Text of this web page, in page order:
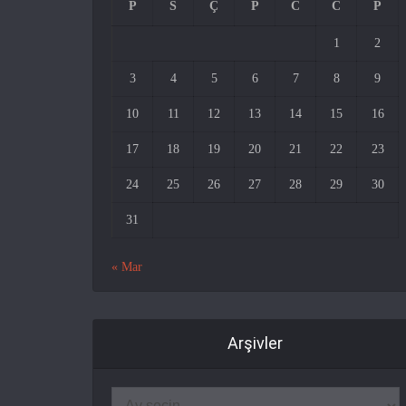
P S Ç P C C P
1 2
3 4 5 6 7 8 9
10 11 12 13 14 15 16
17 18 19 20 21 22 23
24 25 26 27 28 29 30
31
« Mar
Arşivler